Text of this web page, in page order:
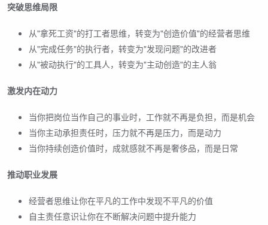
突破思维局限
从"拿死工资"的打工者思维，转变为"创造价值"的经营者思维
从"完成任务"的执行者，转变为"发现问题"的改进者
从"被动执行"的工具人，转变为"主动创造"的主人翁
激发内在动力
当你把岗位当作自己的事业时，工作就不再是负担，而是机会
当你主动承担责任时，压力就不再是压力，而是动力
当你持续创造价值时，成就感就不再是奢侈品，而是日常
推动职业发展
经营者思维让你在平凡的工作中发现不平凡的价值
自主责任意识让你在不断解决问题中提升能力